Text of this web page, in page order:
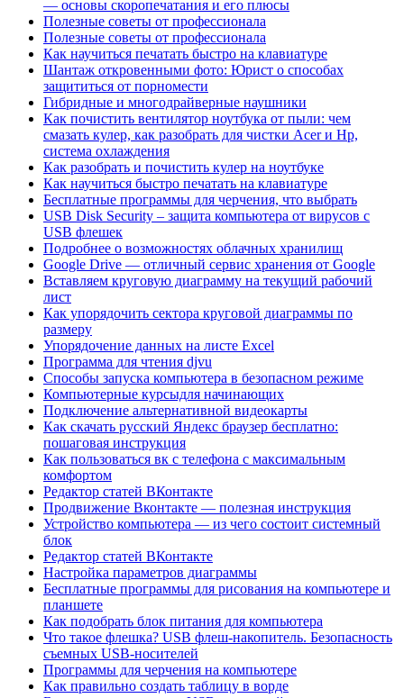
— основы скоропечатания и его плюсы
Полезные советы от профессионала
Полезные советы от профессионала
Как научиться печатать быстро на клавиатуре
Шантаж откровенными фото: Юрист о способах
защититься от порномести
Гибридные и многодрайверные наушники
Как почистить вентилятор ноутбука от пыли: чем
смазать кулер, как разобрать для чистки Acer и Hp,
система охлаждения
Как разобрать и почистить кулер на ноутбуке
Как научиться быстро печатать на клавиатуре
Бесплатные программы для черчения, что выбрать
USB Disk Security – защита компьютера от вирусов с
USB флешек
Подробнее о возможностях облачных хранилищ
Google Drive — отличный сервис хранения от Google
Вставляем круговую диаграмму на текущий рабочий
лист
Как упорядочить сектора круговой диаграммы по
размеру
Упорядочение данных на листе Excel
Программа для чтения djvu
Способы запуска компьютера в безопасном режиме
Компьютерные курсыдля начинающих
Подключение альтернативной видеокарты
Как скачать русский Яндекс браузер бесплатно:
пошаговая инструкция
Как пользоваться вк с телефона с максимальным
комфортом
Редактор статей ВКонтакте
Продвижение Вконтакте — полезная инструкция
Устройство компьютера — из чего состоит системный
блок
Редактор статей ВКонтакте
Настройка параметров диаграммы
Бесплатные программы для рисования на компьютере и
планшете
Как подобрать блок питания для компьютера
Что такое флешка? USB флеш-накопитель. Безопасность
съемных USB-носителей
Программы для черчения на компьютере
Как правильно создать таблицу в ворде